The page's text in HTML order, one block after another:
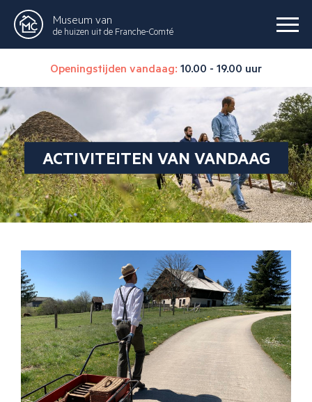
Museum van
de huizen uit de Franche-Comté
Openingstijden vandaag: 10.00 - 19.00 uur
ACTIVITEITEN VAN VANDAAG